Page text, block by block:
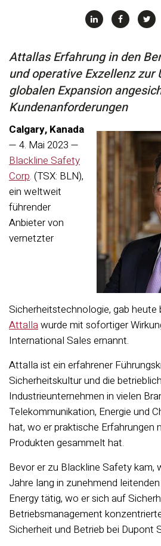
Attallas Erfahrung in den
und operative Exzellenz
globalen Expansion
Kundenanforderungen
Calgary, Kanada
— 4. Mai 2023 —
Blackline Safety
Corp. (TSX: BLN),
ein weltweit
führender
Anbieter von
vernetzter
Sicherheitstechnologie, gab heute
Attallawurde mit sofortiger
International Sales ernannt.
Attalla ist ein erfahrener
Sicherheitskultur und die
Industrieunternehmen in vielen
Telekommunikation, Energie und
hat, wo er praktische Erfahrungen
Produkten gesammelt hat.
Bevor er zu Blackline Safety kam,
Jahre lang in zunehmend
Energy tätig, wo er sich auf
Betriebsmanagement
Sicherheit und Betrieb bei Dupont